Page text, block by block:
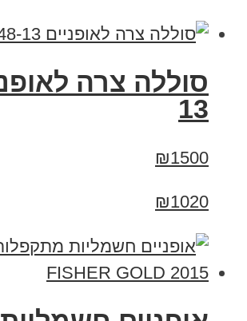
13
₪1500
₪1020